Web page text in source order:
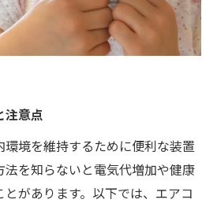
注意点
境を維持するために便利な装置
を知らないと電気代増加や健康
があります。以下では、エアコ